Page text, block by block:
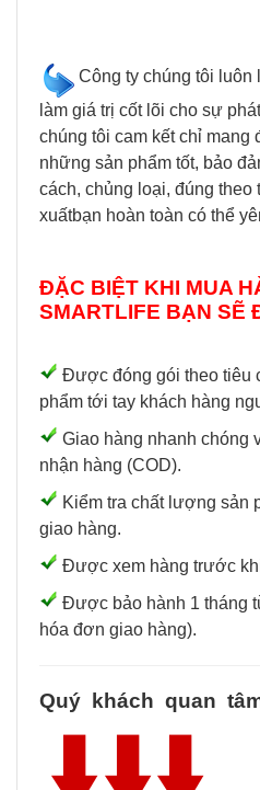
Công ty chúng tôi
làm giá trị cốt lõi cho sự
chúng tôi cam kết chỉ mang
những sản phẩm tốt, bảo
cách, chủng loại, đúng theo
xuấtbạn hoàn toàn có thể
ĐẶC BIỆT KHI MUA
SMARTLIFE BẠN SẼ
Được đóng gói theo tiêu
phẩm tới tay khách hàng
Giao hàng nhanh chóng
nhận hàng (COD).
Kiểm tra chất lượng sản
giao hàng.
Được xem hàng trước
Được bảo hành 1 tháng
hóa đơn giao hàng).
Quý khách quan